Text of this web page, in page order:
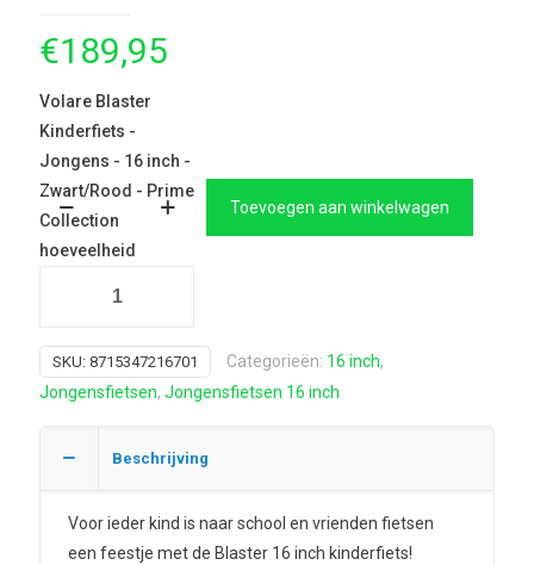
€189,95
Volare Blaster
Kinderfiets -
Jongens - 16 inch -
Zwart/Rood - Prime
Collection
hoeveelheid
Toevoegen aan winkelwagen
SKU: 8715347216701 Categorieën: 16 inch,
Jongensfietsen, Jongensfietsen 16 inch
Beschrijving
Voor ieder kind is naar school en vrienden fietsen
een feestje met de Blaster 16 inch kinderfiets!